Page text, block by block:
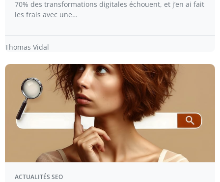
70% des transformations digitales échouent, et j’en ai fait
les frais avec une…
Thomas Vidal
ACTUALITÉS SEO